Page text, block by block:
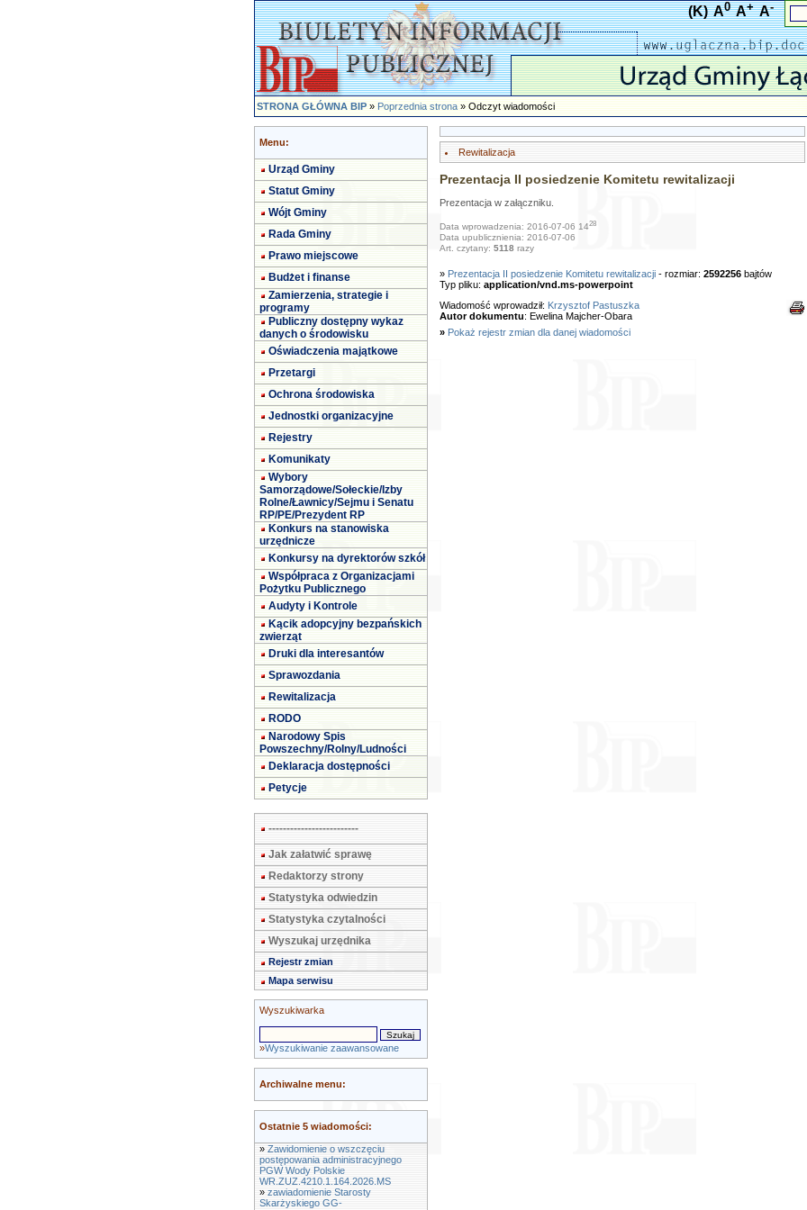
(K) A0 A+ A-
STRONA GŁÓWNA BIP»Poprzednia strona» Odczyt wiadomości
Menu:
Urząd Gminy
Statut Gminy
Wójt Gminy
Rada Gminy
Prawo miejscowe
Budżet i finanse
Zamierzenia, strategie i
programy
Publiczny dostępny wykaz
danych o środowisku
Oświadczenia majątkowe
Przetargi
Ochrona środowiska
Jednostki organizacyjne
Rejestry
Komunikaty
Wybory
Samorządowe/Sołeckie/Izby
Rolne/Ławnicy/Sejmu i Senatu
RP/PE/Prezydent RP
Konkurs na stanowiska
urzędnicze
Konkursy na dyrektorów szkół
Współpraca z Organizacjami
Pożytku Publicznego
Audyty i Kontrole
Kącik adopcyjny bezpańskich
zwierząt
Druki dla interesantów
Sprawozdania
Rewitalizacja
RODO
Narodowy Spis
Powszechny/Rolny/Ludności
Deklaracja dostępności
Petycje
-------------------------
Jak załatwić sprawę
Redaktorzy strony
Statystyka odwiedzin
Statystyka czytalności
Wyszukaj urzędnika
Rejestr zmian
Mapa serwisu
Wyszukiwarka
»Wyszukiwanie zaawansowane
Archiwalne menu:
Ostatnie 5 wiadomości:
» Zawidomienie o wszczęciu
postępowania administracyjnego
PGW Wody Polskie
WR.ZUZ.4210.1.164.2026.MS
» zawiadomienie Starosty
Skarżyskiego GG-
Rewitalizacja
Prezentacja II posiedzenie Komitetu rewitalizacji
Prezentacja w załączniku.
Data wprowadzenia: 2016-07-06 1428
Data upublicznienia: 2016-07-06
Art. czytany: 5118 razy
» Prezentacja II posiedzenie Komitetu rewitalizacji- rozmiar: 2592256bajtów
Typ pliku: application/vnd.ms-powerpoint
Wiadomość wprowadził: Krzysztof Pastuszka
Autor dokumentu: Ewelina Majcher-Obara
» Pokaż rejestr zmian dla danej wiadomości